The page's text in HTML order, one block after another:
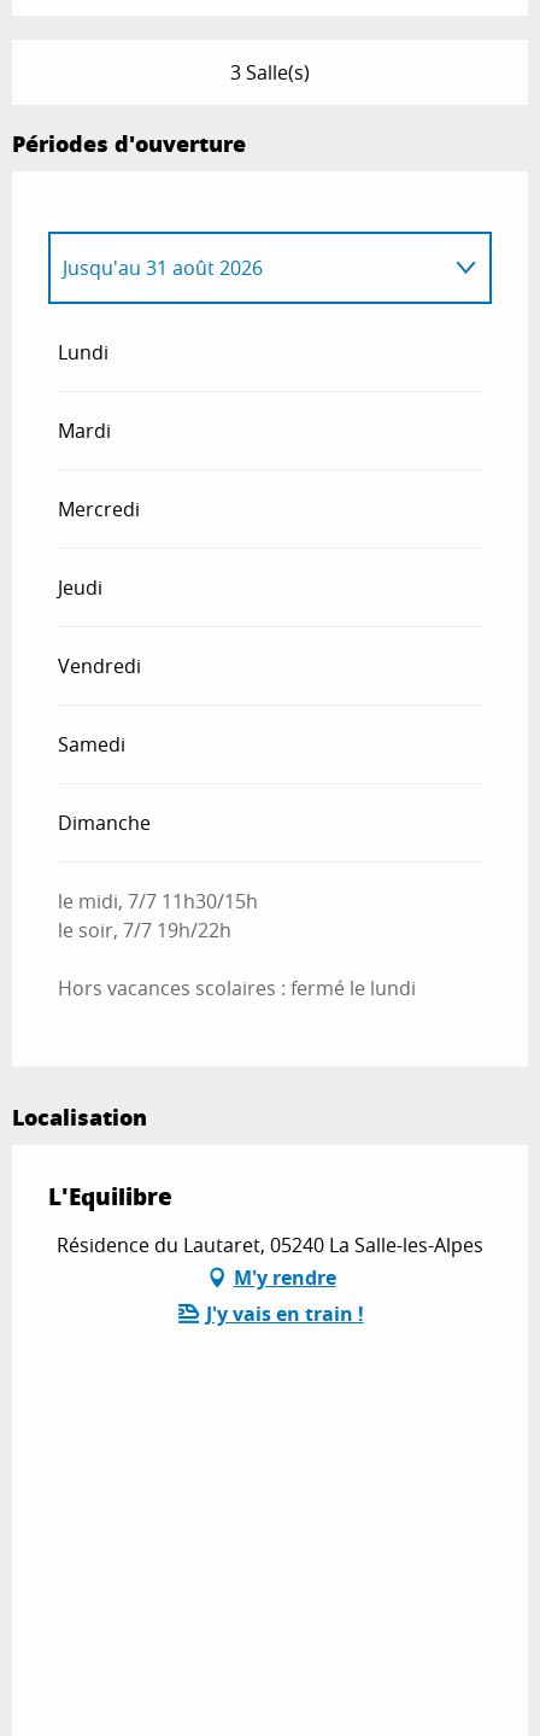
3 Salle(s)
Périodes d'ouverture
Jusqu'au 31 août 2026
Lundi
Mardi
Mercredi
Jeudi
Vendredi
Samedi
Dimanche
le midi, 7/7 11h30/15h
le soir, 7/7 19h/22h
Hors vacances scolaires : fermé le lundi
Localisation
L'Equilibre
Résidence du Lautaret, 05240 La Salle-les-Alpes
M'y rendre
J'y vais en train !